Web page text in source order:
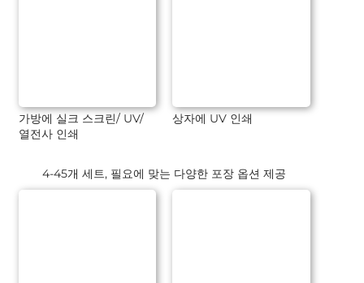
가방에 실크 스크린/ UV/
열전사 인쇄
상자에 UV 인쇄
4-45개 세트, 필요에 맞는 다양한 포장 옵션 제공